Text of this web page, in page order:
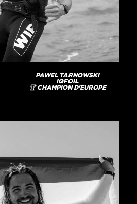
PAWEL TARNOWSKI
IQFOIL
🏆 CHAMPION D'EUROPE